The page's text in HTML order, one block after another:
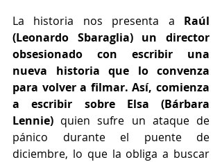
La historia nos presenta a Raúl
(Leonardo Sbaraglia) un director
obsesionado con escribir una
nueva historia que lo convenza
para volver a filmar. Así, comienza
a escribir sobre Elsa (Bárbara
Lennie) quien sufre un ataque de
pánico durante el puente de
diciembre, lo que la obliga a buscar